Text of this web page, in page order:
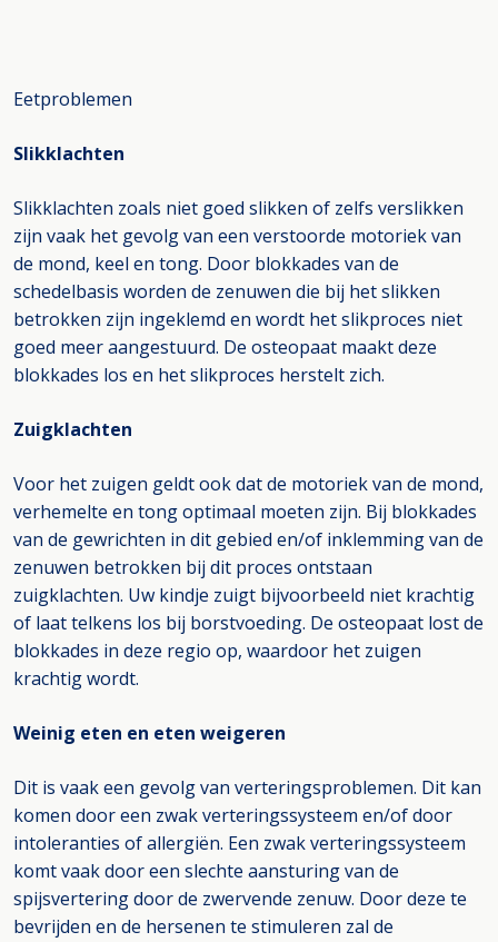
Eetproblemen
Slikklachten
Slikklachten zoals niet goed slikken of zelfs verslikken
zijn vaak het gevolg van een verstoorde motoriek van
de mond, keel en tong. Door blokkades van de
schedelbasis worden de zenuwen die bij het slikken
betrokken zijn ingeklemd en wordt het slikproces niet
goed meer aangestuurd. De osteopaat maakt deze
blokkades los en het slikproces herstelt zich.
Zuigklachten
Voor het zuigen geldt ook dat de motoriek van de mond,
verhemelte en tong optimaal moeten zijn. Bij blokkades
van de gewrichten in dit gebied en/of inklemming van de
zenuwen betrokken bij dit proces ontstaan
zuigklachten. Uw kindje zuigt bijvoorbeeld niet krachtig
of laat telkens los bij borstvoeding. De osteopaat lost de
blokkades in deze regio op, waardoor het zuigen
krachtig wordt.
Weinig eten en eten weigeren
Dit is vaak een gevolg van verteringsproblemen. Dit kan
komen door een zwak verteringssysteem en/of door
intoleranties of allergiën. Een zwak verteringssysteem
komt vaak door een slechte aansturing van de
spijsvertering door de zwervende zenuw. Door deze te
bevrijden en de hersenen te stimuleren zal de